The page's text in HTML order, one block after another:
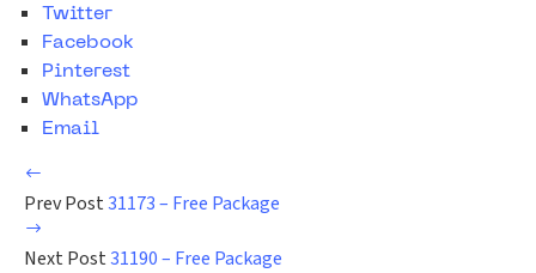
Twitter
Facebook
Pinterest
WhatsApp
Email
Prev Post31173 – Free Package
Next Post31190 – Free Package